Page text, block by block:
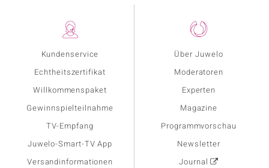
Kundenservice
Echtheitszertifikat
Willkommenspaket
Gewinnspielteilnahme
TV-Empfang
Juwelo-Smart-TV App
Versandinformationen
Über Juwelo
Moderatoren
Experten
Magazine
Programmvorschau
Newsletter
Journal